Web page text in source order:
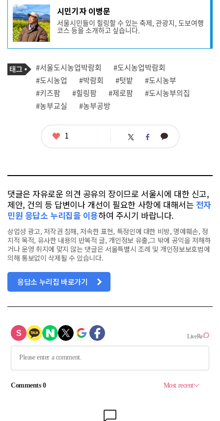
기
사
작
성
자
프
필
시민기자 이병문
서울시민들이 힐링할 수 있는 축제, 관광지, 도보여행
코스 등을 소개하고 싶습니다.
기
사
관
련
태
그
태
그
#서울도시농업박람회
#도시농업박람회
#도시농업
#박람회 #텃밭
#도시농부
#키즈팜
#힐링팜 #제로팜
#도시농부의집
#농부교실
#농부공방
좋
1 트 페 카
댓글은 자유로운 의견 공유의 장이므로 서울시에 대한 신고,
제안, 건의 등 답변이나 개선이 필요한 사항에 대해서는 전자
민원 응답소 누리집을 이용하여 주시기 바랍니다.
상업성 광고, 저작권 침해, 저속한 표현, 특정인에 대한 비방, 명예훼손, 정
치적 목적, 유사한 내용의 반복적 글, 개인정보 유출,그 밖에 공익을 저해하
거나 운영 취지에 맞지 않는 댓글은 서울특별시 조례 및 개인정보보호법에
의해 통보없이 삭제될 수 있습니다.
응답소 누리집 바로가기